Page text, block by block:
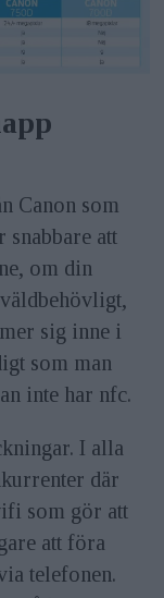
Canon som
att
om din
sig inne i
som man
inte har nfc.
I alla
där
som gör att
att föra
telefonen.